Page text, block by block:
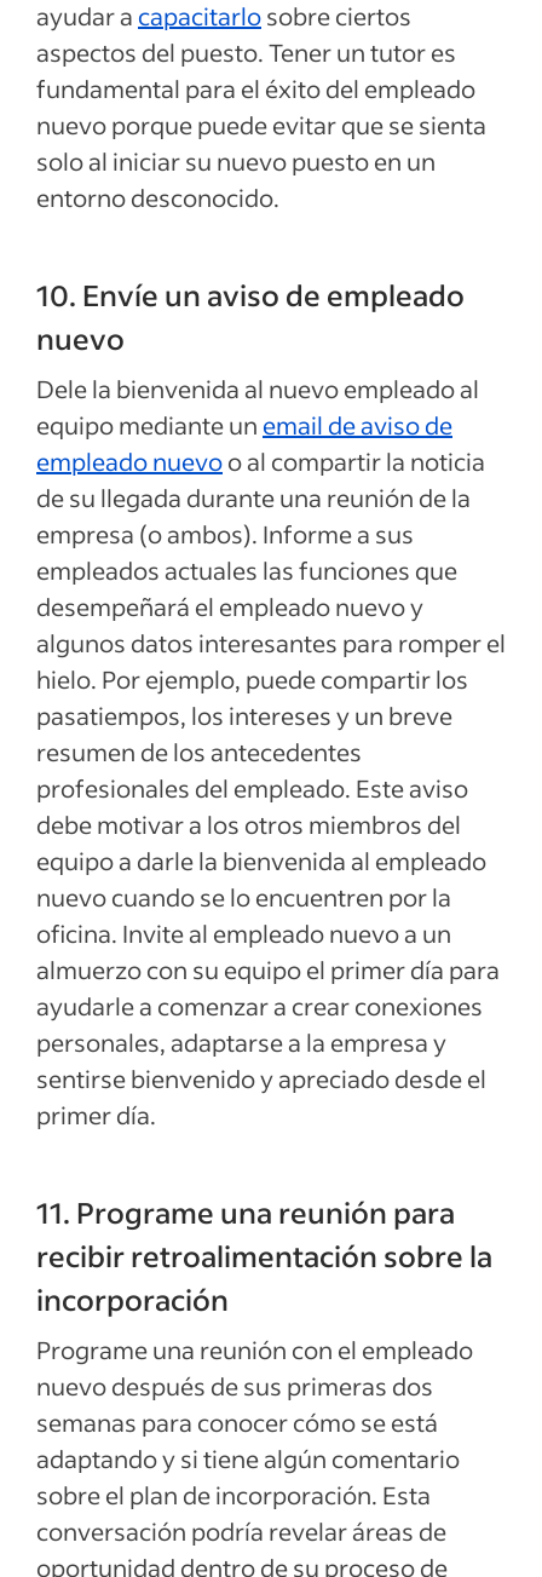
ayudar a capacitarlosobre ciertos
aspectos del puesto. Tener un tutor es
fundamental para el éxito del empleado
nuevo porque puede evitar que se sienta
solo al iniciar su nuevo puesto en un
entorno desconocido.
10. Envíe un aviso de empleado
nuevo
Dele la bienvenida al nuevo empleado al
equipo mediante un email de aviso de
empleado nuevoo al compartir la noticia
de su llegada durante una reunión de la
empresa (o ambos). Informe a sus
empleados actuales las funciones que
desempeñará el empleado nuevo y
algunos datos interesantes para romper el
hielo. Por ejemplo, puede compartir los
pasatiempos, los intereses y un breve
resumen de los antecedentes
profesionales del empleado. Este aviso
debe motivar a los otros miembros del
equipo a darle la bienvenida al empleado
nuevo cuando se lo encuentren por la
oficina. Invite al empleado nuevo a un
almuerzo con su equipo el primer día para
ayudarle a comenzar a crear conexiones
personales, adaptarse a la empresa y
sentirse bienvenido y apreciado desde el
primer día.
11. Programe una reunión para
recibir retroalimentación sobre la
incorporación
Programe una reunión con el empleado
nuevo después de sus primeras dos
semanas para conocer cómo se está
adaptando y si tiene algún comentario
sobre el plan de incorporación. Esta
conversación podría revelar áreas de
oportunidad dentro de su proceso de